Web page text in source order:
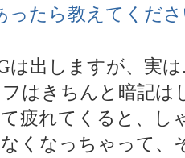
ったら教えてくだ
は出しますが、実
はきちんと暗記は
疲れてくると、し
くなっちゃって、